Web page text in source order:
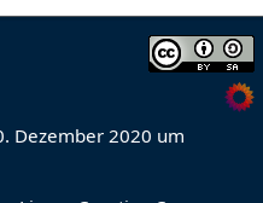
Dezember 2020 um